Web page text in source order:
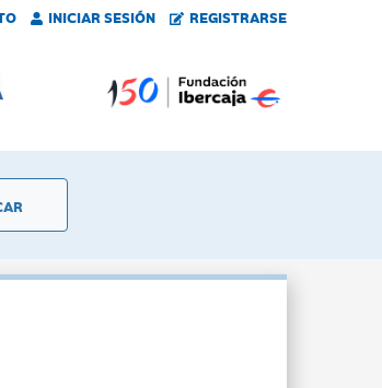
INICIAR SESIÓN REGISTRARSE